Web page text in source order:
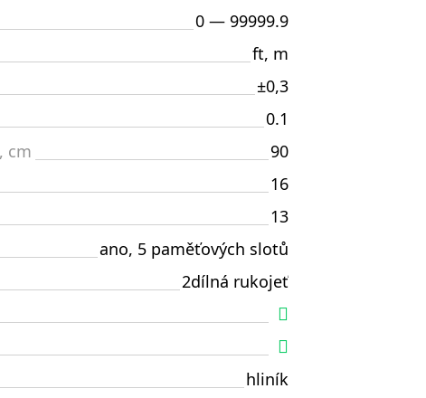
0 — 99999.9
ft, m
±0,3
0.1
cm
90
16
13
ano, 5 paměťových slotů
2dílná rukojeť
hliník